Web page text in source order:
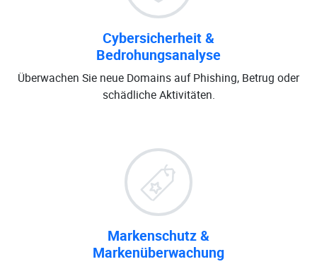
Cybersicherheit &
Bedrohungsanalyse
Überwachen Sie neue Domains auf Phishing, Betrug oder
schädliche Aktivitäten.
Markenschutz &
Markenüberwachung